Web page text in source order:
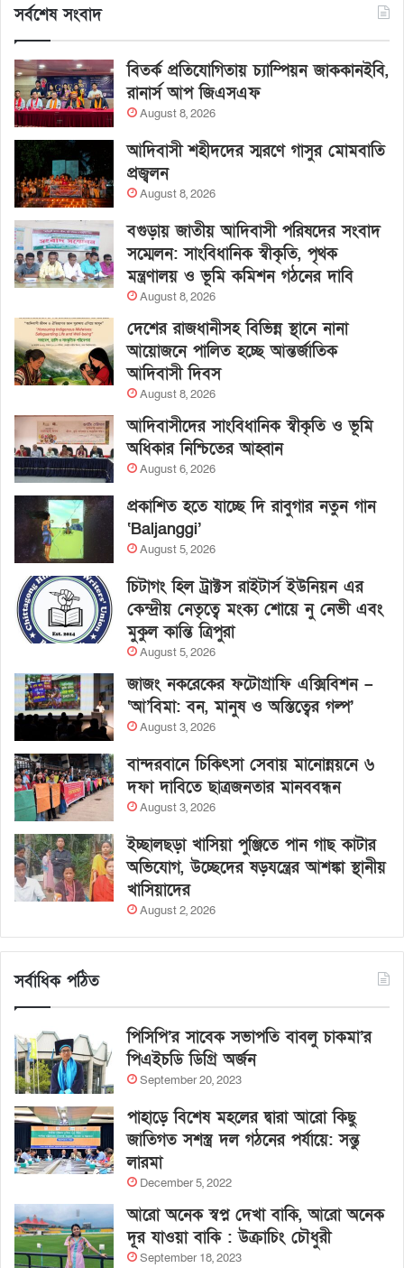
সর্বশেষ সংবাদ
বিতর্ক প্রতিযোগিতায় চ্যাম্পিয়ন জাককানইবি,
রানার্স আপ জিএসএফ
August 8, 2026
আদিবাসী শহীদদের স্মরণে গাসুর মোমবাতি
প্রজ্বলন
August 8, 2026
বগুড়ায় জাতীয় আদিবাসী পরিষদের সংবাদ
সম্মেলন: সাংবিধানিক স্বীকৃতি, পৃথক
মন্ত্রণালয় ও ভূমি কমিশন গঠনের দাবি
August 8, 2026
দেশের রাজধানীসহ বিভিন্ন স্থানে নানা
আয়োজনে পালিত হচ্ছে আন্তর্জাতিক
আদিবাসী দিবস
August 8, 2026
আদিবাসীদের সাংবিধানিক স্বীকৃতি ও ভূমি
অধিকার নিশ্চিতের আহ্বান
August 6, 2026
প্রকাশিত হতে যাচ্ছে দি রাবুগার নতুন গান
‘Baljanggi’
August 5, 2026
চিটাগং হিল ট্রাক্টস রাইটার্স ইউনিয়ন এর
কেন্দ্রীয় নেতৃত্বে মংক্য শোয়ে নু নেভী এবং
মুকুল কান্তি ত্রিপুরা
August 5, 2026
জাজং নকরেকের ফটোগ্রাফি এক্সিবিশন –
‘আ’বিমা: বন, মানুষ ও অস্তিত্বের গল্প’
August 3, 2026
বান্দরবানে চিকিৎসা সেবায় মানোন্নয়নে ৬
দফা দাবিতে ছাত্রজনতার মানববন্ধন
August 3, 2026
ইচ্ছালছড়া খাসিয়া পুঞ্জিতে পান গাছ কাটার
অভিযোগ, উচ্ছেদের ষড়যন্ত্রের আশঙ্কা স্থানীয়
খাসিয়াদের
August 2, 2026
সর্বাধিক পঠিত
পিসিপি’র সাবেক সভাপতি বাবলু চাকমা’র
পিএইচডি ডিগ্রি অর্জন
September 20, 2023
পাহাড়ে বিশেষ মহলের দ্বারা আরো কিছু
জাতিগত সশস্ত্র দল গঠনের পর্যায়ে: সন্তু
লারমা
December 5, 2022
আরো অনেক স্বপ্ন দেখা বাকি, আরো অনেক
দূর যাওয়া বাকি : উক্রাচিং চৌধুরী
September 18, 2023